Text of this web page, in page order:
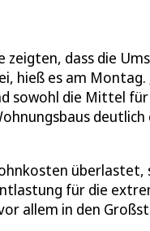
dass die
hieß es am Montag.
sowohl die Mittel
für die
allem in den